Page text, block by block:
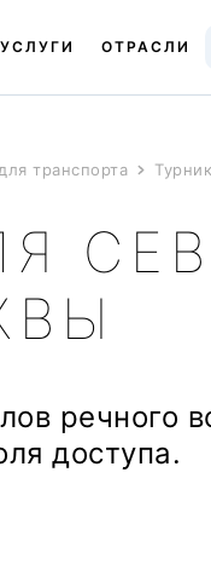
УСЛУГИ ОТРАСЛИ
транспорта
речного
доступа.